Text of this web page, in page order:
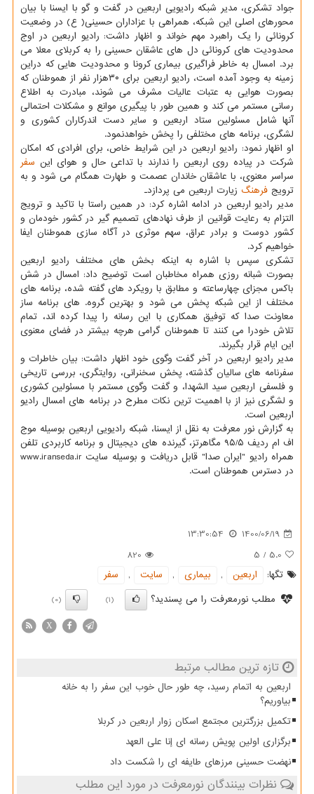
جواد تشکری، مدیر شبکه رادیویی اربعین در گفت و گو با ایسنا با بیان
محورهای اصلی این شبکه، همراهی با عزاداران حسینی( ع) در وضعیت
کرونائی را یک راهبرد مهم خواند و اظهار داشت: رادیو اربعین در اوج
محدودیت های کرونائی دل های عاشقان حسینی را به کربلای معلا می
برد. امسال به خاطر فراگیری بیماری کرونا و محدودیت هایی که دراین
زمینه به وجود آمده است، رادیو اربعین برای ۳۰هزار نفر از هموطنان که
بصورت هوایی به عتبات عالیات مشرف می شوند، مبادرت به اطلاع
رسانی مستمر می کند و همین طور با پیگیری موانع و مشکلات احتمالی
آنها شامل مسئولین ستاد اربعین و سایر دست اندرکاران کشوری و
لشگری، برنامه های مختلفی را پخش خواهدنمود.
او اظهار نمود: رادیو اربعین در این شرایط خاص، برای افرادی که امکان
شرکت در پیاده روی اربعین را ندارند با تداعی حال و هوای این سفر
سراسر معنوی، با عاشقان خاندان عصمت و طهارت همگام می شود و به
ترویج فرهنگ زیارت اربعین می پردازد۔
مدیر رادیو اربعین در ادامه اشاره کرد: در همین راستا با تاکید و ترویج
التزام به رعایت قوانین از طرف نهادهای تصمیم گیر در کشور خودمان و
کشور دوست و برادر عراق، سهم موثری در آگاه سازی هموطنان ایفا
خواهیم کرد.
تشکری سپس با اشاره به اینکه بخش های مختلف رادیو اربعین
بصورت شبانه روزی همراه مخاطبان است توضیح داد: امسال در شش
باکس مجزای چهارساعته و مطابق با رویکرد های گفته شده، برنامه های
مختلف از این شبکه پخش می شود و بهترین گروه. های برنامه ساز
معاونت صدا که توفیق همکاری با این رسانه را پیدا کرده اند، تمام
تلاش خودرا می کنند تا هموطنان گرامی هرچه بیشتر در فضای معنوی
این ایام قرار بگیرند.
مدیر رادیو اربعین در آخر گفت وگوی خود اظهار داشت: بیان خاطرات و
سفرنامه های سالیان گذشته، پخش سخنرانی، روایتگری، بررسی تاریخی
و فلسفی اربعین سید الشهدا، و گفت وگوی مستمر با مسئولین کشوری
و لشگری نیز از با اهمیت ترین نکات مطرح در برنامه های امسال رادیو
اربعین است.
به گزارش نور معرفت به نقل از ایسنا، شبکه رادیویی اربعین بوسیله موج
اف ام ردیف ۹۵/۵ مگاهرتز، گیرنده های دیجیتال و برنامه کاربردی تلفن
همراه رادیو "ایران صدا" قابل دریافت و بوسیله سایت www.iranseda.ir
در دسترس هموطنان است.
1400/06/19
13:30:54
5.0
/
5
820
تگها:
اربعین , بیماری , سایت ,
سفر
مطلب نورمعرفت را می پسندید؟
(1)
(0)
X
تازه ترین مطالب مرتبط
اربعین به اتمام رسید، چه طور حال خوب این سفر را به خانه
بیاوریم؟
تکمیل بزرگترین مجتمع اسکان زوار اربعین در کربلا
برگزاری اولین پویش رسانه ای إنا علی العهد
نهضت حسینی مرزهای طایفه ای را شکست داد
نظرات بینندگان نورمعرفت در مورد این مطلب